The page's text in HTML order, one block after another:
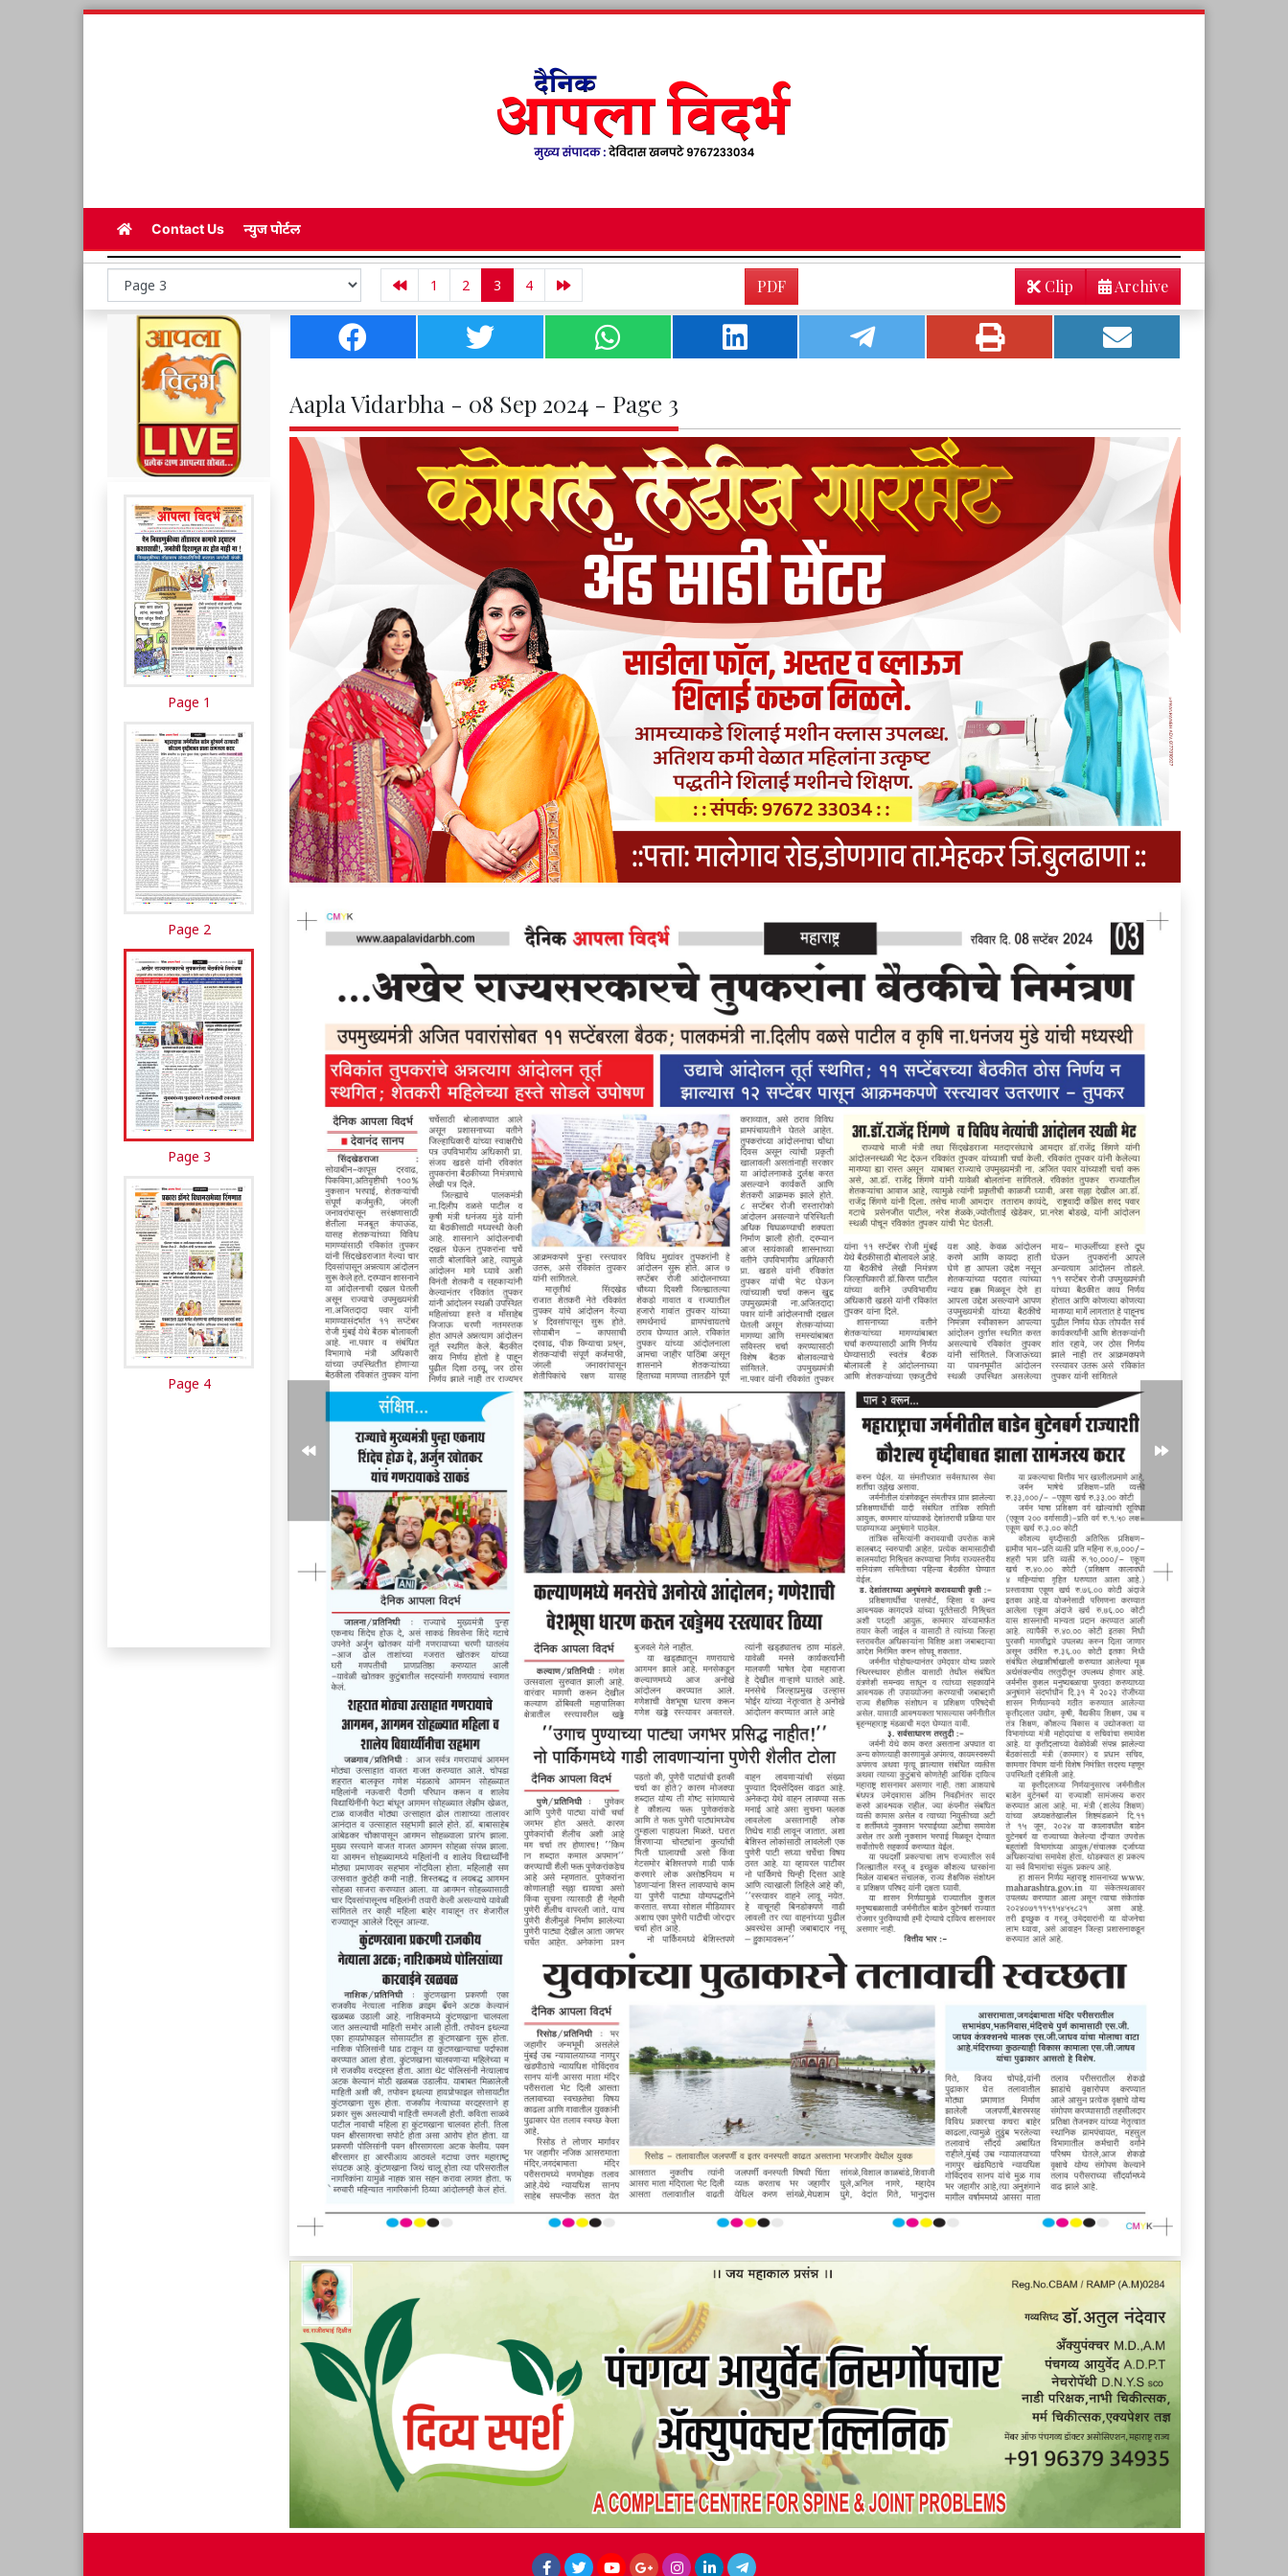
Contact Us न्युज पोर्टल
1 2 3 4 PDF Archive
Clip
Page 1
Page 2
Page 3
Page 4
Aapla Vidarbha - 08 Sep 2024 - Page 3